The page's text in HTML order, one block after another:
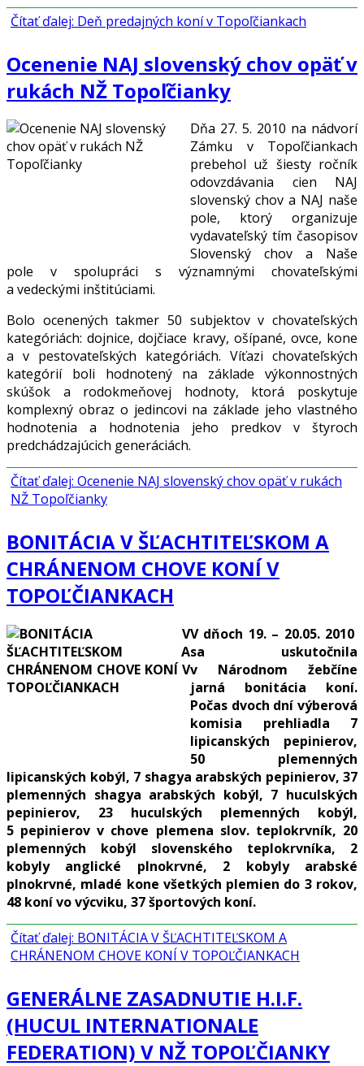
Čítať ďalej: Deň predajných koní v Topoľčiankach
Ocenenie NAJ slovenský chov opäť v
rukách NŽ Topoľčianky
Dňa 27. 5. 2010 na nádvorí
Zámku v Topoľčiankach
prebehol už šiesty ročník
odovzdávania cien NAJ
slovenský chov a NAJ naše
pole, ktorý organizuje
vydavateľský tím časopisov
Slovenský chov a Naše
pole v spolupráci s významnými chovateľskými
a vedeckými inštitúciami.
Bolo ocenených takmer 50 subjektov v chovateľských
kategóriách: dojnice, dojčiace kravy, ošípané, ovce, kone
a v pestovateľských kategóriách. Víťazi chovateľských
kategórií boli hodnotený na základe výkonnostných
skúšok a rodokmeňovej hodnoty, ktorá poskytuje
komplexný obraz o jedincovi na základe jeho vlastného
hodnotenia a hodnotenia jeho predkov v štyroch
predchádzajúcich generáciách.
Čítať ďalej: Ocenenie NAJ slovenský chov opäť v rukách
NŽ Topoľčianky
BONITÁCIA V ŠĽACHTITEĽSKOM A
CHRÁNENOM CHOVE KONÍ V
TOPOĽČIANKACH
V dňoch 19. – 20.05. 2010
sa uskutočnila
v Národnom žebčíne
jarná bonitácia koní.
Počas dvoch dní výberová
komisia prehliadla 7
lipicanských pepinierov,
50 plemenných
lipicanských kobýl, 7 shagya arabských pepinierov, 37
plemenných shagya arabských kobýl, 7 huculských
pepinierov, 23 huculských plemenných kobýl,
5 pepinierov v chove plemena slov. teplokrvník, 20
plemenných kobýl slovenského teplokrvníka, 2
kobyly anglické plnokrvné, 2 kobyly arabské
plnokrvné, mladé kone všetkých plemien do 3 rokov,
48 koní vo výcviku, 37 športových koní.
Čítať ďalej: BONITÁCIA V ŠĽACHTITEĽSKOM A
CHRÁNENOM CHOVE KONÍ V TOPOĽČIANKACH
GENERÁLNE ZASADNUTIE H.I.F.
(HUCUL INTERNATIONALE
FEDERATION) V NŽ TOPOĽČIANKY